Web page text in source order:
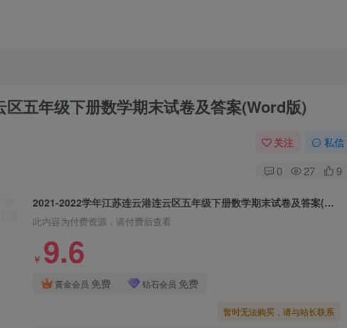
五年级下册数学期末试卷及答案(Word版)
关注 私信
0 27 9
2021-2022学年江苏连云港连云区五年级下册数学期末试卷及答案(Word版)
此内容为付费资源，请付费后查看
￥ 9.6
黄金会员 免费 钻石会员 免费
暂时无法购买，请与站长联系